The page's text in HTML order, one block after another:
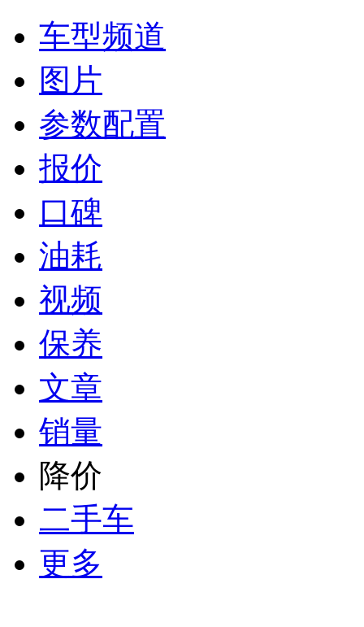
车型频道
图片
参数配置
报价
口碑
油耗
视频
保养
文章
销量
降价
二手车
更多